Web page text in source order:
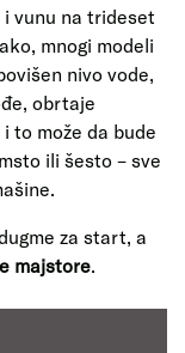
vunu na trideset
mnogi modeli
nivo vode,
obrtaje
to može da bude
ili šesto – sve
za start, a
majstore